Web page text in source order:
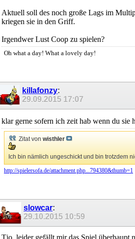
Aktuell soll des noch große Lags im
kriegen sie in den Griff.
Irgendwer Lust Coop zu spielen?
Oh what a day! What a lovely day!
killafonzy:
29.09.2015 17:07
klar gerne sofern ich zeit hab wenn du sie
Zitat von wisthler
Ich bin nämlich ungeschickt und bin trotzdem
http://spielersofa.de/attachment.php...794380&thumb=1
slowcar:
29.10.2015 10:59
Tjo, leider gefällt mir das Spiel überhaupt